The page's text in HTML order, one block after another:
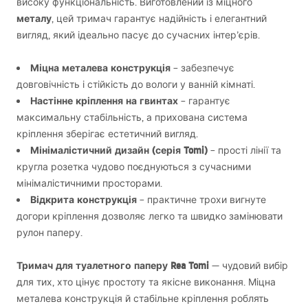
металу, цей тримач гарантує надійність і елегантний
вигляд, який ідеально пасує до сучасних інтер’єрів.
Міцна металева конструкція – забезпечує
довговічність і стійкість до вологи у ванній кімнаті.
Настінне кріплення на гвинтах – гарантує
максимальну стабільність, а прихована система
кріплення зберігає естетичний вигляд.
Мінімалістичний дизайн (серія Tomi) – прості лінії та
кругла розетка чудово поєднуються з сучасними
мінімалістичними просторами.
Відкрита конструкція – практичне трохи вигнуте
догори кріплення дозволяє легко та швидко замінювати
рулон паперу.
Тримач для туалетного паперу Rea Tomi — чудовий вибір
для тих, хто цінує простоту та якісне виконання. Міцна
металева конструкція й стабільне кріплення роблять